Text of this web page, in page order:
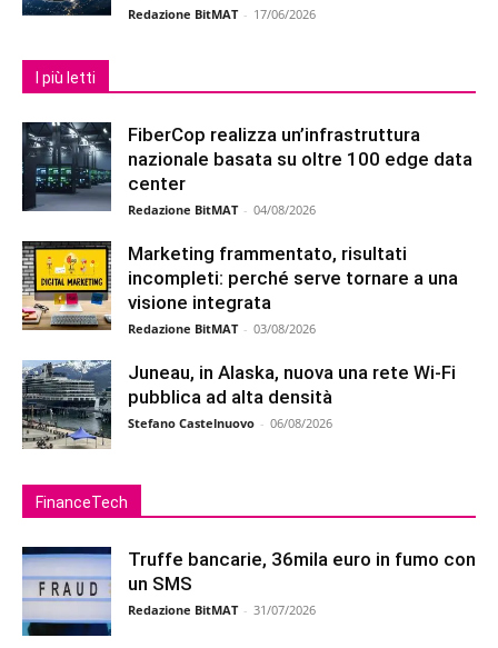
Redazione BitMAT - 17/06/2026
I più letti
FiberCop realizza un’infrastruttura
nazionale basata su oltre 100 edge data
center
Redazione BitMAT - 04/08/2026
Marketing frammentato, risultati
incompleti: perché serve tornare a una
visione integrata
Redazione BitMAT - 03/08/2026
Juneau, in Alaska, nuova una rete Wi-Fi
pubblica ad alta densità
Stefano Castelnuovo - 06/08/2026
FinanceTech
Truffe bancarie, 36mila euro in fumo con
un SMS
Redazione BitMAT - 31/07/2026